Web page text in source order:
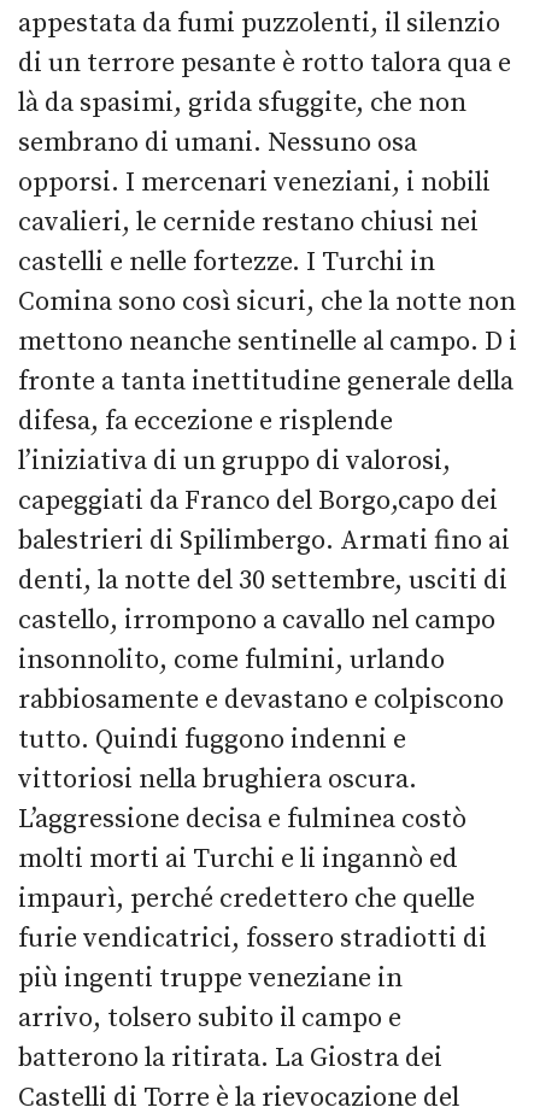
appestata da fumi puzzolenti, il silenzio
di un terrore pesante è rotto talora qua e
là da spasimi, grida sfuggite, che non
sembrano di umani. Nessuno osa
opporsi. I mercenari veneziani, i nobili
cavalieri, le cernide restano chiusi nei
castelli e nelle fortezze. I Turchi in
Comina sono così sicuri, che la notte non
mettono neanche sentinelle al campo. D i
fronte a tanta inettitudine generale della
difesa, fa eccezione e risplende
l’iniziativa di un gruppo di valorosi,
capeggiati da Franco del Borgo,capo dei
balestrieri di Spilimbergo. Armati fino ai
denti, la notte del 30 settembre, usciti di
castello, irrompono a cavallo nel campo
insonnolito, come fulmini, urlando
rabbiosamente e devastano e colpiscono
tutto. Quindi fuggono indenni e
vittoriosi nella brughiera oscura.
L’aggressione decisa e fulminea costò
molti morti ai Turchi e li ingannò ed
impaurì, perché credettero che quelle
furie vendicatrici, fossero stradiotti di
più ingenti truppe veneziane in
arrivo, tolsero subito il campo e
batterono la ritirata. La Giostra dei
Castelli di Torre è la rievocazione del